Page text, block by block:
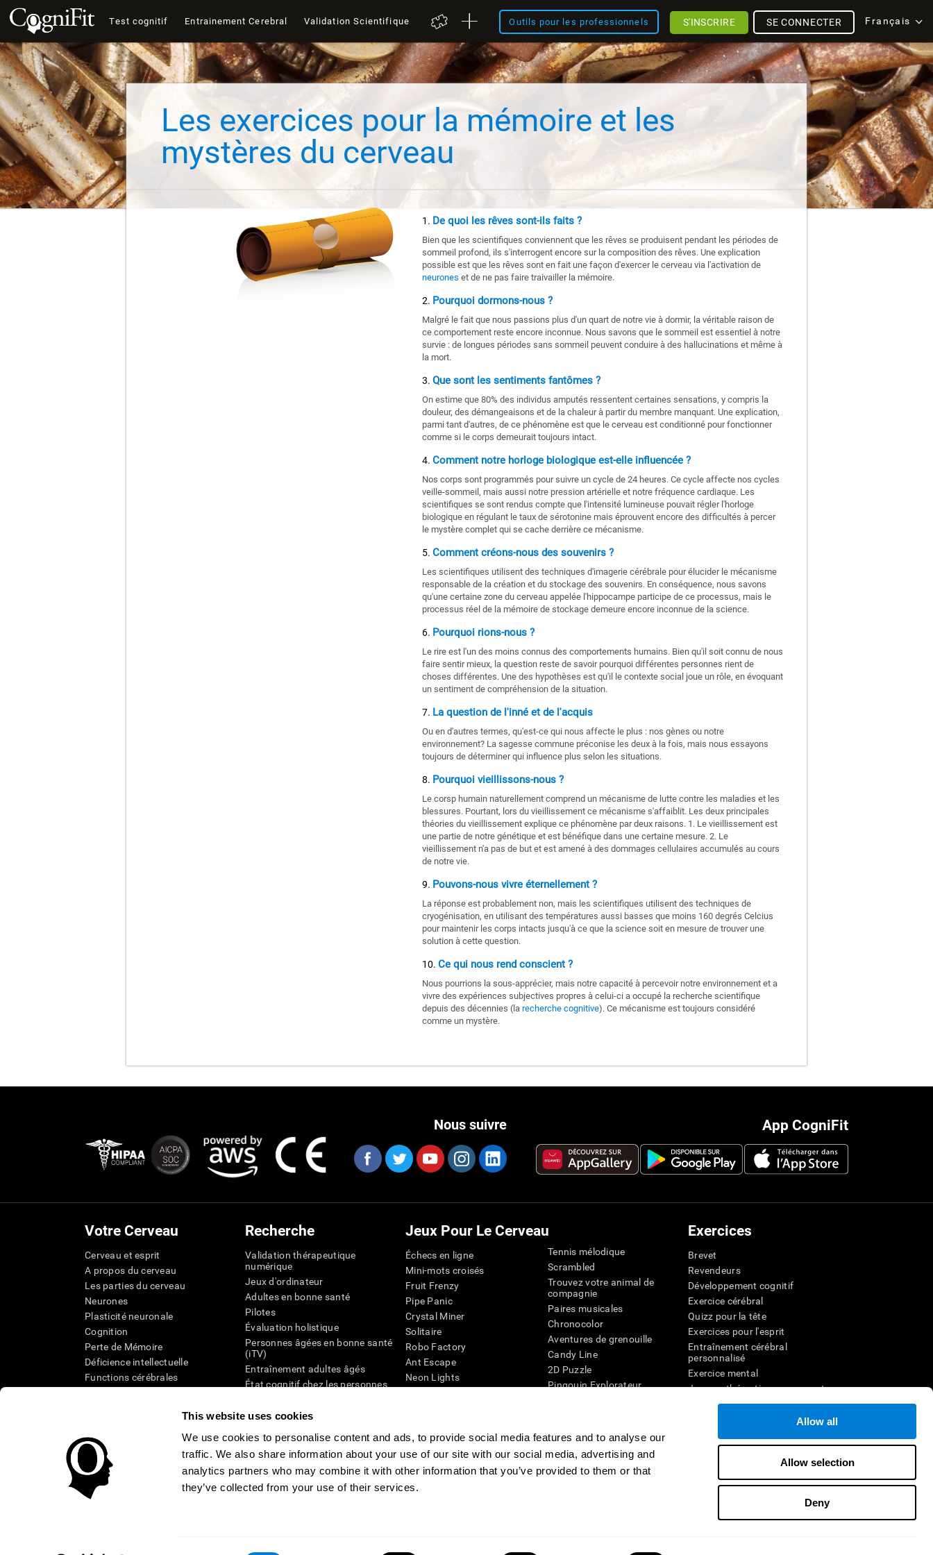
This website uses cookies
We use cookies to personalise content and ads, to provide social media features and to analyse our
traffic. We also share information about your use of our site with our social media, advertising and
analytics partners who may combine it with other information that you’ve provided to them or that
they’ve collected from your use of their services.
Allow all
Allow selection
Deny
Test cognitif Entrainement Cerebral Validation Scientifique Outils pour les professionnels Français
SE CONNECTER
S'INSCRIRE
Les exercices pour la mémoire et les
mystères du cerveau
De quoi les rêves sont-ils faits ?
Bien que les scientifiques conviennent que les rêves se produisent pendant les périodes de
sommeil profond, ils s'interrogent encore sur la composition des rêves. Une explication
possible est que les rêves sont en fait une façon d'exercer le cerveau via l'activation de
neurones et de ne pas faire traivailler la mémoire.
Pourquoi dormons-nous ?
Malgré le fait que nous passions plus d'un quart de notre vie à dormir, la véritable raison de
ce comportement reste encore inconnue. Nous savons que le sommeil est essentiel à notre
survie : de longues périodes sans sommeil peuvent conduire à des hallucinations et même à
la mort.
Que sont les sentiments fantômes ?
On estime que 80% des individus amputés ressentent certaines sensations, y compris la
douleur, des démangeaisons et de la chaleur à partir du membre manquant. Une explication,
parmi tant d'autres, de ce phénomène est que le cerveau est conditionné pour fonctionner
comme si le corps demeurait toujours intact.
Comment notre horloge biologique est-elle influencée ?
Nos corps sont programmés pour suivre un cycle de 24 heures. Ce cycle affecte nos cycles
veille-sommeil, mais aussi notre pression artérielle et notre fréquence cardiaque. Les
scientifiques se sont rendus compte que l'intensité lumineuse pouvait régler l'horloge
biologique en régulant le taux de sérotonine mais éprouvent encore des difficultés à percer
le mystère complet qui se cache derrière ce mécanisme.
Comment créons-nous des souvenirs ?
Les scientifiques utilisent des techniques d'imagerie cérébrale pour élucider le mécanisme
responsable de la création et du stockage des souvenirs. En conséquence, nous savons
qu'une certaine zone du cerveau appelée l'hippocampe participe de ce processus, mais le
processus réel de la mémoire de stockage demeure encore inconnue de la science.
Pourquoi rions-nous ?
Le rire est l'un des moins connus des comportements humains. Bien qu'il soit connu de nous
faire sentir mieux, la question reste de savoir pourquoi différentes personnes rient de
choses différentes. Une des hypothèses est qu'il le contexte social joue un rôle, en évoquant
un sentiment de compréhension de la situation.
La question de l'inné et de l'acquis
Ou en d'autres termes, qu'est-ce qui nous affecte le plus : nos gènes ou notre
environnement? La sagesse commune préconise les deux à la fois, mais nous essayons
toujours de déterminer qui influence plus selon les situations.
Pourquoi vieillissons-nous ?
Le corsp humain naturellement comprend un mécanisme de lutte contre les maladies et les
blessures. Pourtant, lors du vieillissement ce mécanisme s'affaiblit. Les deux principales
théories du vieillissement explique ce phénomène par deux raisons. 1. Le vieillissement est
une partie de notre génétique et est bénéfique dans une certaine mesure. 2. Le
vieillissement n'a pas de but et est amené à des dommages cellulaires accumulés au cours
de notre vie.
Pouvons-nous vivre éternellement ?
La réponse est probablement non, mais les scientifiques utilisent des techniques de
cryogénisation, en utilisant des températures aussi basses que moins 160 degrés Celcius
pour maintenir les corps intacts jusqu'à ce que la science soit en mesure de trouver une
solution à cette question.
Ce qui nous rend conscient ?
Nous pourrions la sous-apprécier, mais notre capacité à percevoir notre environnement et a
vivre des expériences subjectives propres à celui-ci a occupé la recherche scientifique
depuis des décennies (la recherche cognitive). Ce mécanisme est toujours considéré
comme un mystère.
App CogniFit
Nous suivre
Votre Cerveau
Cerveau et esprit
A propos du cerveau
Les parties du cerveau
Neurones
Plasticité neuronale
Cognition
Perte de Mémoire
Déficience intellectuelle
Functions cérébrales
Recherche
Validation thérapeutique
numérique
Jeux d'ordinateur
Adultes en bonne santé
Pilotes
Évaluation holistique
Personnes âgées en bonne santé
(iTV)
Entraînement adultes âgés
État cognitif chez les personnes
Révision systémique
Jeux Pour Le Cerveau
Échecs en ligne
Mini-mots croisés
Fruit Frenzy
Pipe Panic
Crystal Miner
Solitaire
Robo Factory
Ant Escape
Neon Lights
Space Rescue
Chaos mathématique
Course de billes
Tennis mélodique
Scrambled
Trouvez votre animal de
compagnie
Paires musicales
Chronocolor
Aventures de grenouille
Candy Line
2D Puzzle
Pingouin Explorateur
Jeux en ligne pour la
mémoire
Jeux pour le cerveau
Exercices
Brevet
Revendeurs
Développement cognitif
Exercice cérébral
Quizz pour la tête
Exercices pour l'esprit
Entraînement cérébral
personnalisé
Exercice mental
Jeux mathématiques amusants
Compréhension de lecture
Test de QI
Déclaration d'accessibilité